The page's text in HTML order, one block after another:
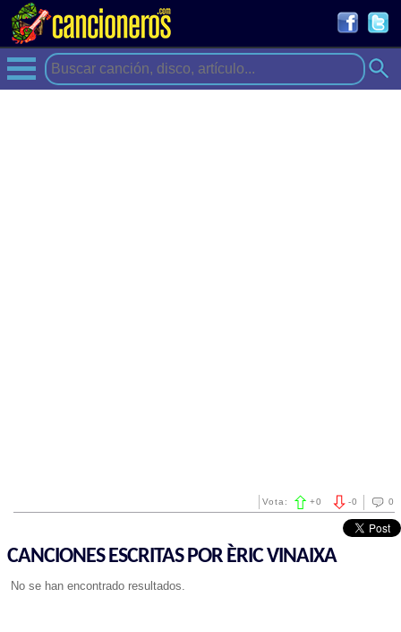
0
-0
Vota: +0
CANCIONES ESCRITAS POR ÈRIC VINAIXA
No se han encontrado resultados.